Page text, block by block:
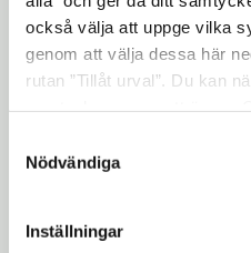
också välja att uppge vilka
genom att välja dessa här
rutan ”Tillåt urval”. Du kan
"Visa detaljer" kan du läsa
hur vi och våra leverantörer
Nödvändiga
Inställningar
Södertälje kommun
är nu öppen för